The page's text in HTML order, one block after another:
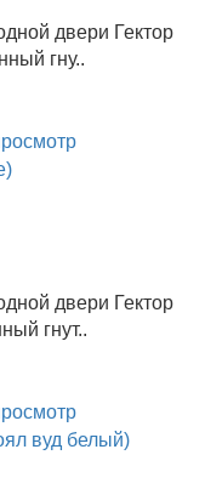
двери Гектор
гну..
двери Гектор
гнут..